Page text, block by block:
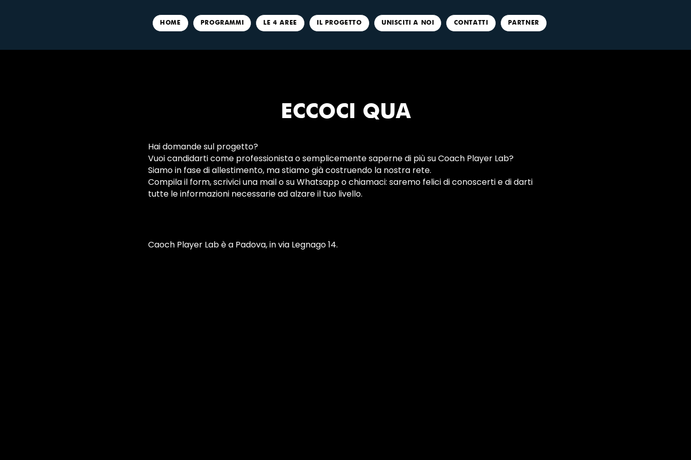
HOME PROGRAMMI LE 4 AREE IL PROGETTO UNISCITI A NOI CONTATTI PARTNER
ECCOCI QUA
Hai domande sul progetto?
Vuoi candidarti come professionista o semplicemente saperne di più su Coach Player Lab?
Siamo in fase di allestimento, ma stiamo già costruendo la nostra rete.
Compila il form, scrivici una mail o su Whatsapp o chiamaci: saremo felici di conoscerti e di darti
tutte le informazioni necessarie ad alzare il tuo livello.
Caoch Player Lab è a Padova, in via Legnago 14.